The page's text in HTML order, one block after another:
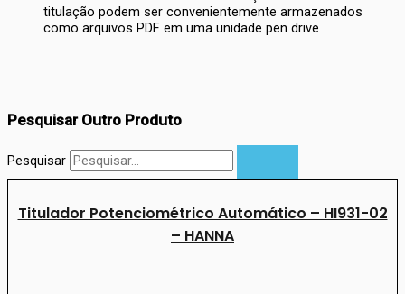
titulação podem ser convenientemente armazenados
como arquivos PDF em uma unidade pen drive
Pesquisar Outro Produto
Pesquisar
Titulador Potenciométrico Automático – HI931-02
– HANNA